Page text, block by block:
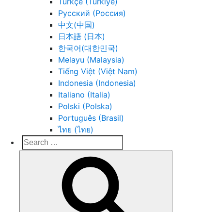
Русский (Россия)
中文(中国)
日本語 (日本)
한국어(대한민국)
Melayu (Malaysia)
Tiếng Việt (Việt Nam)
Indonesia (Indonesia)
Italiano (Italia)
Polski (Polska)
Português (Brasil)
ไทย (ไทย)
Search